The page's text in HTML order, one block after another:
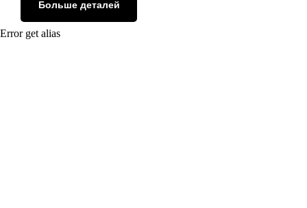
Больше деталей
Error get alias